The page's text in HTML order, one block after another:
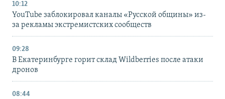
10:12
YouTube заблокировал каналы «Русской общины» из-
за рекламы экстремистских сообществ
09:28
В Екатеринбурге горит склад Wildberries после атаки
дронов
08:44